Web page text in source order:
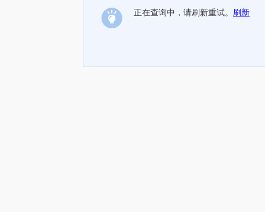
正在查询中，请刷新重试。 刷新